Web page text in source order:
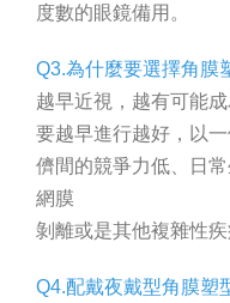
度數的眼鏡備用。
Q3.為什麼要選擇角膜
越早近視，越有可能
要越早進行越好，以
儕間的競爭力低、日
網膜
剝離或是其他複雜性疾
Q4.配戴夜戴型角膜塑